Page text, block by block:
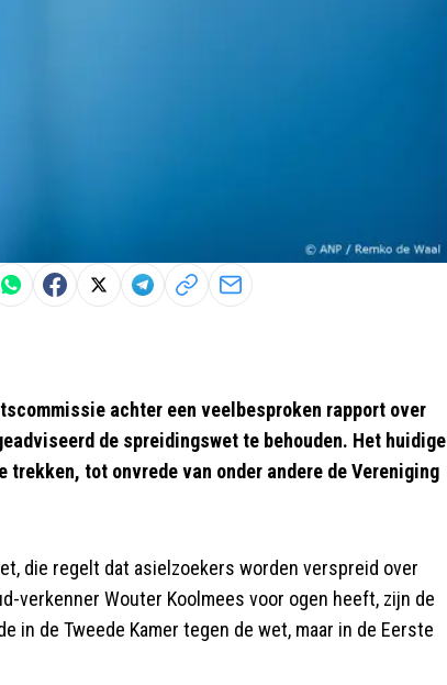
achter een veelbesproken rapport over
de spreidingswet te behouden. Het huidige
tot onvrede van onder andere de Vereniging
die regelt dat asielzoekers worden verspreid over
verkenner Wouter Koolmees voor ogen heeft, zijn de
in de Tweede Kamer tegen de wet, maar in de Eerste